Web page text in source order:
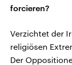
forcieren?
Verzichtet der
religiösen
Der